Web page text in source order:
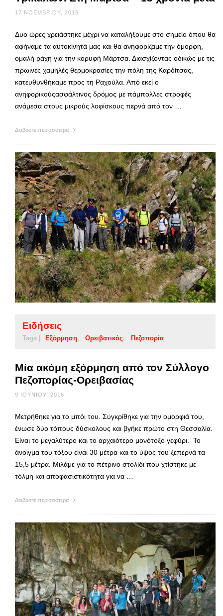
17 ΝΟΕΜΒΡΊΟΥ, 2016
Δυο ώρες χρειάστηκε μέχρι να καταλήξουμε στο σημείο όπου θα
αφήναμε τα αυτοκίνητά μας και θα ανηφορίζαμε την όμορφη,
ομαλή ράχη για την κορυφή Μάρτσα. Διασχίζοντας οδικώς με τις
πρωινές χαμηλές θερμοκρασίες την πόλη της Καρδίτσας,
κατευθυνθήκαμε προς τη Ραχούλα. Από εκεί ο
ανηφορικούςασφάλτινος δρόμος με πάμπολλες στροφές
ανάμεσα στους μικρούς λοφίσκους περνά από τον …
Διαβάστε περισσότερα
Ειδήσεις
Tags | Εξόρμηση Ορειβατικός Πεζοπορία
Μία ακόμη εξόρμηση από τον Σύλλογο
Πεζοπορίας-Ορειβασίας
9 ΙΟΥΝΊΟΥ, 2016
Μετρήθηκε για το μπόι του. Συγκρίθηκε για την ομορφιά του,
ένωσε δύο τόπους δύσκολους και βγήκε πρώτο στη Θεσσαλία.
Είναι το μεγαλύτερο και το αρχαιότερο μονότοξο γεφύρι. Το
άνοιγμα του τόξου είναι 30 μέτρα και το ύψος του ξεπερνά τα
15,5 μέτρα. Μιλάμε για το πέτρινο στολίδι που χτίστηκε με
τόλμη και αποφασιστικότητα για να …
Διαβάστε περισσότερα